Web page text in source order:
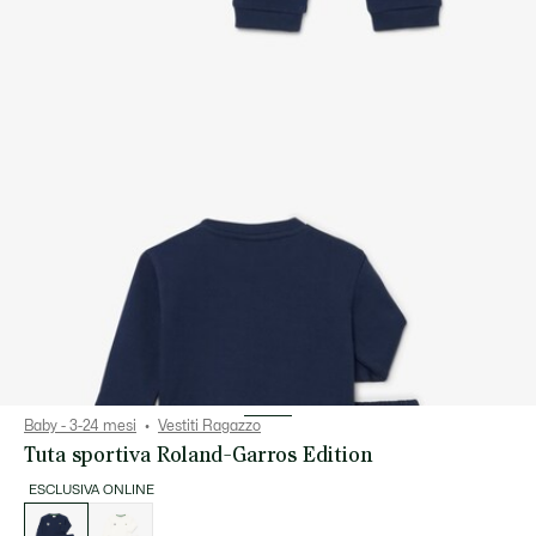
Baby - 3-24 mesi Vestiti Ragazzo
Tuta sportiva Roland-Garros Edition
ESCLUSIVA ONLINE
delle
varianti